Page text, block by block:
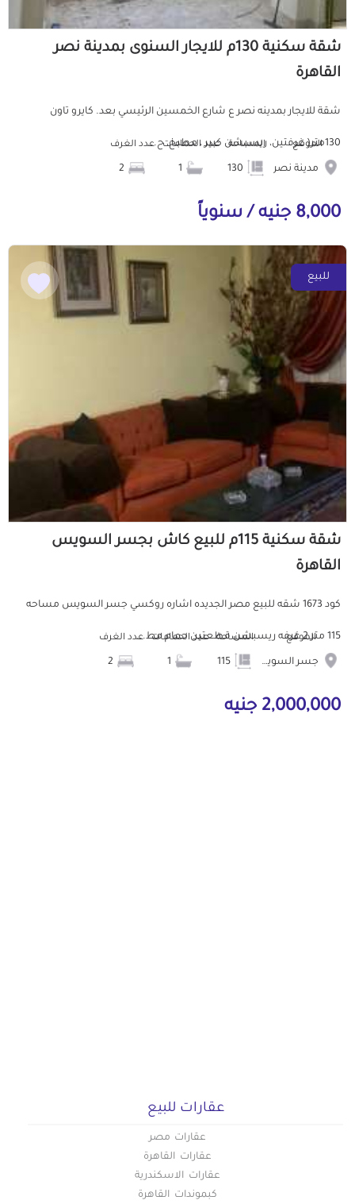
شقة سكنية 130م للايجار السنوى بمدينة نصر
القاهرة
شقة للايجار بمدينه نصر ع شارع الخمسين الرئيسي بعد. كايرو تاون
130متر( غرفتين، ريسبشن كبير ، مطبخ، ح... الموقع
مدينة نصر
المساحة عدد الحمامات عدد الغرف
8,000 جنيه / سنوياً
للبيع
شقة سكنية 115م للبيع كاش بجسر السويس
القاهرة
كود 1673 شقه للبيع مصر الجديده اشاره روكسي جسر السويس مساحه
115 متر 2 غرفه ريسبشن قطعتين حمام مط... الموقع
جسر السويس
المساحة عدد الحمامات عدد الغرف
2,000,000 جنيه
عقارات للبيع
عقارات مصر
عقارات القاهرة
عقارات الاسكندرية
كبموندات القاهرة